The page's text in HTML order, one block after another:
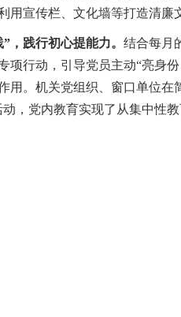
用宣传栏、文化墙等打造清廉
，践行初心提能力。 结合每月
项行动，引导党员主动“亮身
用。机关党组织、窗口单位
动，党内教育实现了从集中性